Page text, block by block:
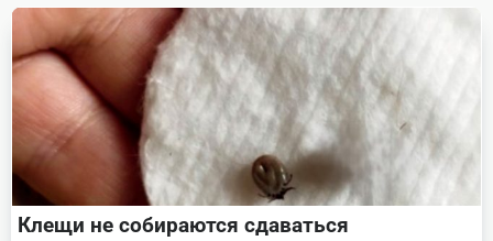
text">Page</span>
Клещи не собираются сдаваться